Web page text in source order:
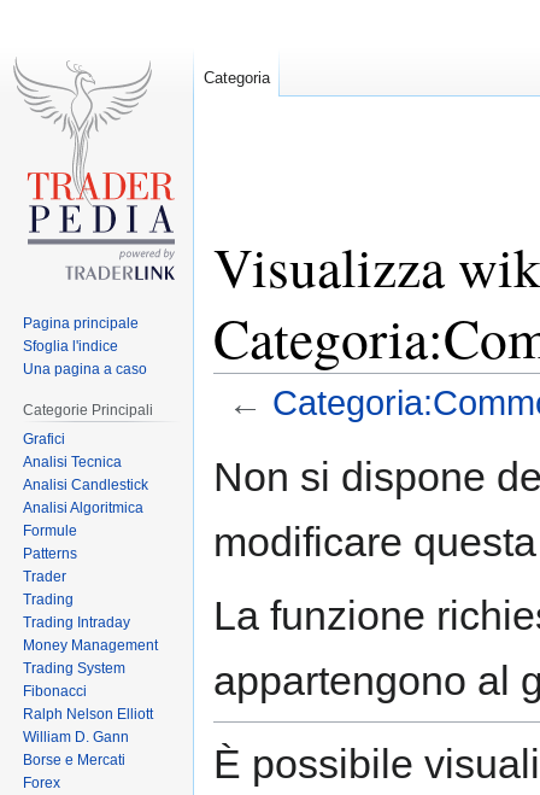
Visualizza
←
toto
Non si dispone
modificare
La funzione
appartengono al
È possibile
Categoria
Pagina principale
Sfoglia l'indice
Una pagina a caso
Categorie Principali
Grafici
Analisi Tecnica
Analisi Candlestick
Analisi Algoritmica
Formule
Patterns
Trader
Trading
Trading Intraday
Money Management
Trading System
Fibonacci
Ralph Nelson Elliott
William D. Gann
Borse e Mercati
Forex